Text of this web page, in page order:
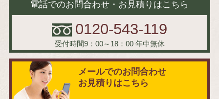
電話でのお問合わせ・お見積りはこちら
0120-543-119
受付時間9：00～18：00 年中無休
メールでのお問合わせ
お見積りはこちら